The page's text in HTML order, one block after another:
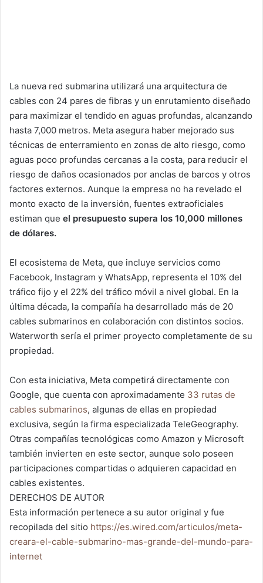
La nueva red submarina utilizará una arquitectura de
cables con 24 pares de fibras y un enrutamiento diseñado
para maximizar el tendido en aguas profundas, alcanzando
hasta 7,000 metros. Meta asegura haber mejorado sus
técnicas de enterramiento en zonas de alto riesgo, como
aguas poco profundas cercanas a la costa, para reducir el
riesgo de daños ocasionados por anclas de barcos y otros
factores externos. Aunque la empresa no ha revelado el
monto exacto de la inversión, fuentes extraoficiales
estiman que el presupuesto supera los 10,000 millones
de dólares.
El ecosistema de Meta, que incluye servicios como
Facebook, Instagram y WhatsApp, representa el 10% del
tráfico fijo y el 22% del tráfico móvil a nivel global. En la
última década, la compañía ha desarrollado más de 20
cables submarinos en colaboración con distintos socios.
Waterworth sería el primer proyecto completamente de su
propiedad.
Con esta iniciativa, Meta competirá directamente con
Google, que cuenta con aproximadamente 33 rutas de
cables submarinos, algunas de ellas en propiedad
exclusiva, según la firma especializada TeleGeography.
Otras compañías tecnológicas como Amazon y Microsoft
también invierten en este sector, aunque solo poseen
participaciones compartidas o adquieren capacidad en
cables existentes.
DERECHOS DE AUTOR
Esta información pertenece a su autor original y fue
recopilada del sitio https://es.wired.com/articulos/meta-
creara-el-cable-submarino-mas-grande-del-mundo-para-
internet